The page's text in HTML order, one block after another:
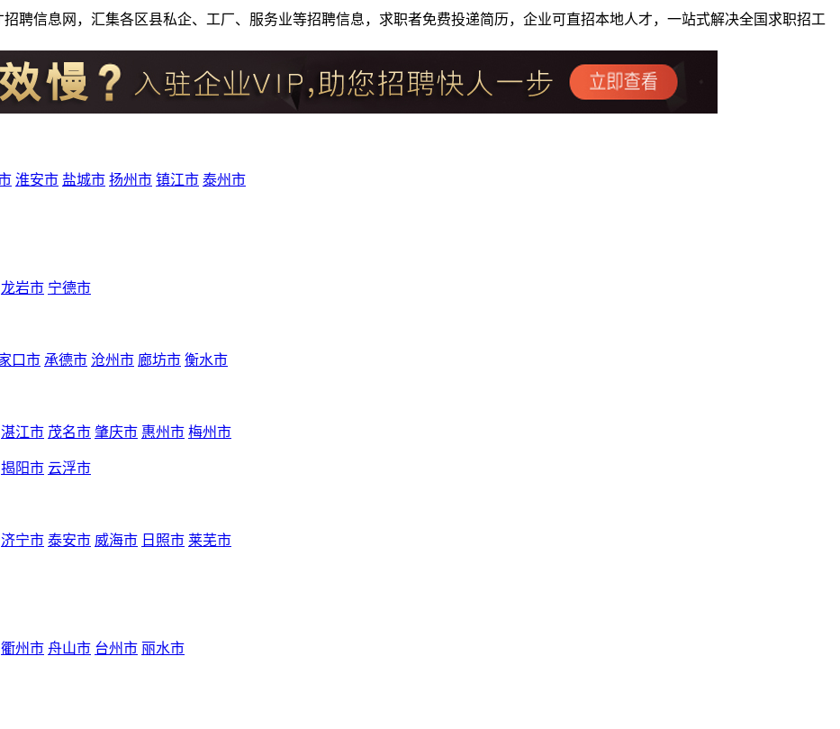
聘信息网，汇集各区县私企、工厂、服务业等招聘信息，求职者免费投递简历，企业可直招本地人才，一站式解决全国求职招工
淮安市 盐城市 扬州市 镇江市 泰州市
龙岩市 宁德市
口市 承德市 沧州市 廊坊市 衡水市
湛江市 茂名市 肇庆市 惠州市 梅州市
揭阳市 云浮市
济宁市 泰安市 威海市 日照市 莱芜市
衢州市 舟山市 台州市 丽水市